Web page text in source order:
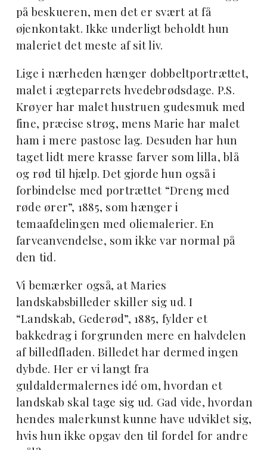
på beskueren, men det er svært at få
øjenkontakt. Ikke underligt beholdt hun
maleriet det meste af sit liv.
Lige i nærheden hænger dobbeltportrættet,
malet i ægteparrets hvedebrødsdage. P.S.
Krøyer har malet hustruen gudesmuk med
fine, præcise strøg, mens Marie har malet
ham i mere pastose lag. Desuden har hun
taget lidt mere krasse farver som lilla, blå
og rød til hjælp. Det gjorde hun også i
forbindelse med portrættet “Dreng med
røde ører”, 1885, som hænger i
temaafdelingen med oliemalerier. En
farveanvendelse, som ikke var normal på
den tid.
Vi bemærker også, at Maries
landskabsbilleder skiller sig ud. I
“Landskab, Gederød”, 1885, fylder et
bakkedrag i forgrunden mere en halvdelen
af billedfladen. Billedet har dermed ingen
dybde. Her er vi langt fra
guldaldermalernes idé om, hvordan et
landskab skal tage sig ud. Gad vide, hvordan
hendes malerkunst kunne have udviklet sig,
hvis hun ikke opgav den til fordel for andre